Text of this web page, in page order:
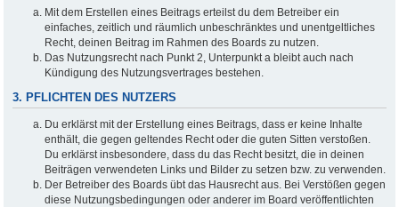
Mit dem Erstellen eines Beitrags erteilst du dem Betreiber ein
einfaches, zeitlich und räumlich unbeschränktes und unentgeltliches
Recht, deinen Beitrag im Rahmen des Boards zu nutzen.
Das Nutzungsrecht nach Punkt 2, Unterpunkt a bleibt auch nach
Kündigung des Nutzungsvertrages bestehen.
3. PFLICHTEN DES NUTZERS
Du erklärst mit der Erstellung eines Beitrags, dass er keine Inhalte
enthält, die gegen geltendes Recht oder die guten Sitten verstoßen.
Du erklärst insbesondere, dass du das Recht besitzt, die in deinen
Beiträgen verwendeten Links und Bilder zu setzen bzw. zu verwenden.
Der Betreiber des Boards übt das Hausrecht aus. Bei Verstößen gegen
diese Nutzungsbedingungen oder anderer im Board veröffentlichten